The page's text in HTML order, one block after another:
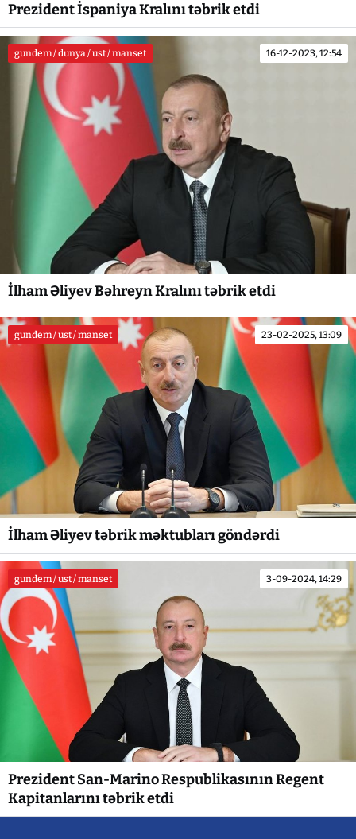
Prezident İspaniya Kralını təbrik etdi
gundem / dunya / ust / manset 16-12-2023, 12:54
İlham Əliyev Bəhreyn Kralını təbrik etdi
gundem / ust / manset 23-02-2025, 13:09
İlham Əliyev təbrik məktubları göndərdi
gundem / ust / manset 3-09-2024, 14:29
Prezident San-Marino Respublikasının Regent
Kapitanlarını təbrik etdi